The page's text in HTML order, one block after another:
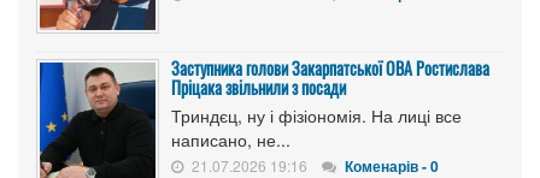
Заступника голови Закарпатської ОВА Ростислава
Пріцака звільнили з посади
Триндєц, ну і фізіономія. На лиці все
написано, не...
21.07.2026 19:16 Коменарів - 0